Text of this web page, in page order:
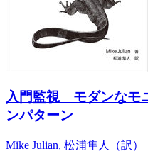
入門監視 モダンなモ
ンパターン
Mike Julian, 松浦隼人（訳）